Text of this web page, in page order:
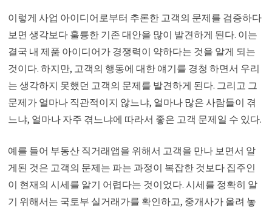
이렇게 사업 아이디어로부터 추론한 고객의 문제를 검증하다
보면 생각보다 훌륭한 기존 대안을 많이 발견하게 된다. 이는
결국 내 제품 아이디어가 경쟁력이 약하다는 것을 알게 되는
것이다. 하지만, 고객의 행동에 대한 얘기를 경청 하면서 우리
는 생각하지 못했던 고객의 문제를 발견하게 된다. 그리고 그
문제가 얼마나 직관적이지 않느냐, 얼마나 많은 사람들이 겪
느냐, 얼마나 자주 겪느냐에 따라서 좋은 고객 문제일 수 있다.
예를 들어 부동산 직거래앱을 위해서 고객을 만나 보면서 알
게된 것은 고객의 문제는 파는 과정이 복잡한 것보다 집주인
이 현재의 시세를 알기 어렵다는 것이었다. 시세를 정확히 알
기 위해서는 국토부 실거래가를 확인하고, 중개사가 올려 놓